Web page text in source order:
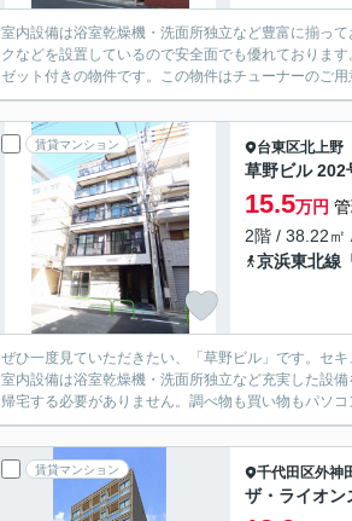
室内設備は浴室乾燥機・洗面所独立など豊富に揃っ
クなどを設置しているので安全面でも優れておりま
ゼット付きの物件です。この物件はチューナーのご
賃貸マンション 台東区北上野
草野ビル 202
15.5万円
2階 / 38.22㎡
京浜東北線
ぜひ一度見ていただきたい、「草野ビル」です。セ
室内設備は浴室乾燥機・洗面所独立など充実した設
帰宅する必要がありません。調べ物も買い物もパソ
賃貸マンション 千代田区外神
ザ・ライオン